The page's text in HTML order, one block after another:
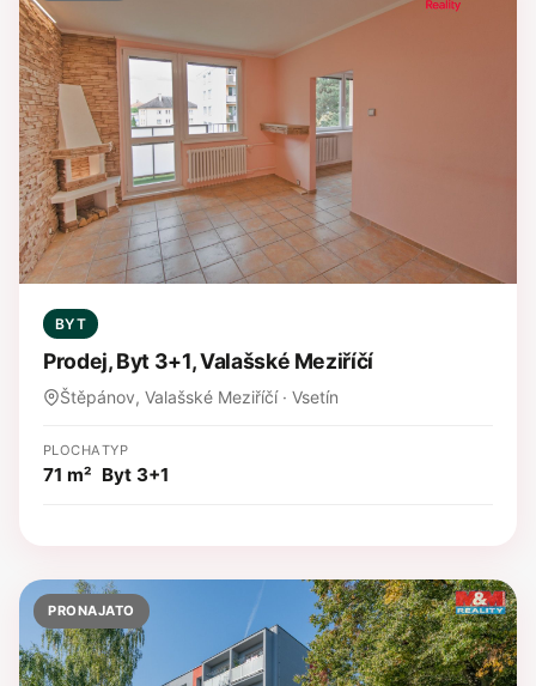
BYT
Prodej, Byt 3+1, Valašské Meziříčí
Štěpánov, Valašské Meziříčí · Vsetín
PLOCHA
71 m²
TYP
Byt 3+1
PRONAJATO